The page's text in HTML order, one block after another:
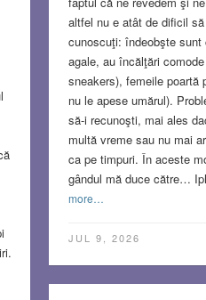
altfel nu e atât de dificil
cunoscuţi: îndeobşte sunt
agale, au încălţări
sneakers), femeile poartă
nu le apese umărul).
să-i recunoşti, mai ales
multă vreme sau nu mai
ca pe timpuri. În aceste
gândul mă duce către…
more…
JUL 9, 2026